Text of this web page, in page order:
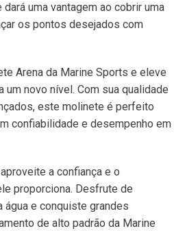
uma vantagem ao cobrir uma
os pontos desejados com
Arena da Marine Sports e eleve
novo nível. Com sua qualidade
este molinete é perfeito
confiabilidade e desempenho em
a confiança e o
proporciona. Desfrute de
e conquiste grandes
de alto padrão da Marine